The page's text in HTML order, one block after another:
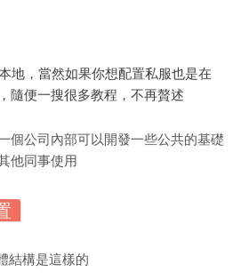
地，當然如果你想配置私服也是在
隨便一搜很多教程，不再贅述
個公司內部可以開發一些公共的基礎
他同事使用
結構是這樣的